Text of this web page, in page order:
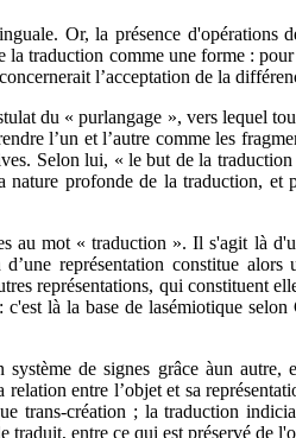
Or, la présence
traduction comme une forme :
l’acceptation de la
du « purlangage », vers lequel
l’un et l’autre comme les
Selon lui, « le but de la
profonde de la traduction,
au mot « traduction ». Il s'agit là
représentation constitue
représentations, qui constituent
là la base de lasémiotique
de signes grâce àun
entre l’objet et sa
trans-création ; la traduction
entre ce qui est préservé de